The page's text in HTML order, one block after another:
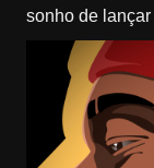
sonho de